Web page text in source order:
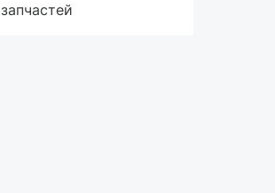
запчастей